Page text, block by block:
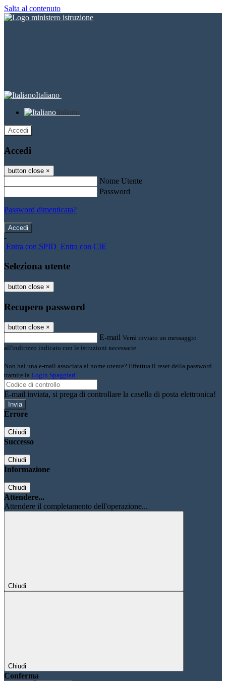
Salta al contenuto
Italiano
Italiano
Accedi
Accedi
button close ×
Nome Utente
Password
Password dimenticata?
-
Entra con SPID Entra con CIE
Seleziona utente
button close ×
Recupero password
button close ×
E-mail Verrà inviato un messaggio
all'indirizzo indicato con le istruzioni necessarie.
Non hai una e-mail associata al nome utente? Effettua il reset della password
tramite la Login Spaggiari
E-mail inviata, si prega di controllare la casella di posta elettronica!
Errore
Chiudi
Successo
Chiudi
Informazione
Chiudi
Attendere...
Attendere il completamento dell'operazione...
Chiudi
Chiudi
Conferma